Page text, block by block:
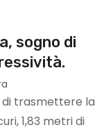
sogno di
di trasmettere la
1,83 metri di